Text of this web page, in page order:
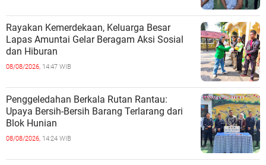
Rayakan Kemerdekaan, Keluarga Besar
Lapas Amuntai Gelar Beragam Aksi Sosial
dan Hiburan
08/08/2026, 14:47 WIB
Penggeledahan Berkala Rutan Rantau:
Upaya Bersih-Bersih Barang Terlarang dari
Blok Hunian
08/08/2026, 14:24 WIB